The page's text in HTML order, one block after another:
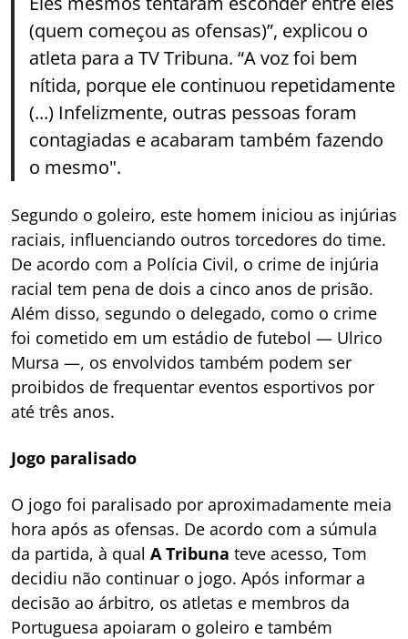
(quem começou as ofensas)”, explicou o
atleta para a TV Tribuna. “A voz foi bem
nítida, porque ele continuou repetidamente
(...) Infelizmente, outras pessoas foram
contagiadas e acabaram também fazendo
o mesmo".
Segundo o goleiro, este homem iniciou as injúrias
raciais, influenciando outros torcedores do time.
De acordo com a Polícia Civil, o crime de injúria
racial tem pena de dois a cinco anos de prisão.
Além disso, segundo o delegado, como o crime
foi cometido em um estádio de futebol — Ulrico
Mursa —, os envolvidos também podem ser
proibidos de frequentar eventos esportivos por
até três anos.
Jogo paralisado
O jogo foi paralisado por aproximadamente meia
hora após as ofensas. De acordo com a súmula
da partida, à qual A Tribuna teve acesso, Tom
decidiu não continuar o jogo. Após informar a
decisão ao árbitro, os atletas e membros da
Portuguesa apoiaram o goleiro e também